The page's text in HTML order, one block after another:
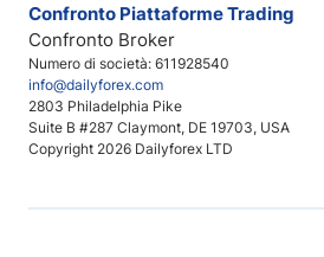
Numero di società: 611928540
info@dailyforex.com
2803 Philadelphia Pike
Suite B #287 Claymont, DE 19703, USA
Copyright 2026 Dailyforex LTD
Confronto Piattaforme Trading
Confronto Broker